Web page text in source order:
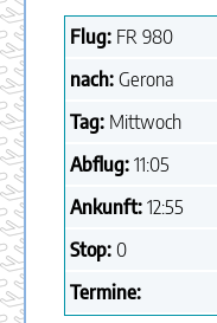
Flug: FR 980
nach: Gerona
Tag: Mittwoch
Abflug: 11:05
Ankunft: 12:55
Stop: 0
Termine: